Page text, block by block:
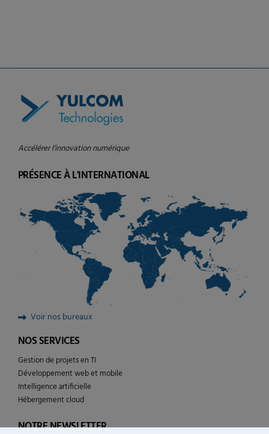
Accélérer l’innovation numérique
PRÉSENCE À L'INTERNATIONAL
Voir nos bureaux
NOS SERVICES
Gestion de projets en TI
Développement web et mobile
Intelligence artificielle
Hébergement cloud
NOTRE NEWSLETTER